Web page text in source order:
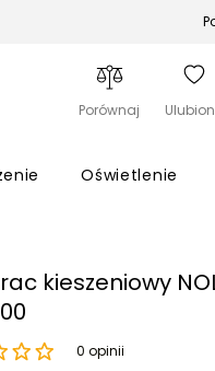
Porównaj
Oświetlenie
kieszeniowy
0 opinii